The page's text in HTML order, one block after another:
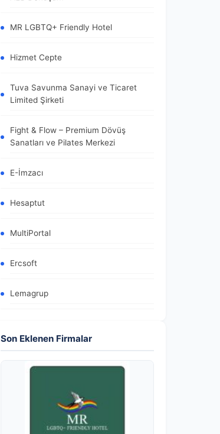
MR LGBTQ+ Friendly Hotel
Hizmet Cepte
Tuva Savunma Sanayi ve Ticaret
Limited Şirketi
Fight & Flow – Premium Dövüş
Sanatları ve Pilates Merkezi
E-İmzacı
Hesaptut
MultiPortal
Ercsoft
Lemagrup
Son Eklenen Firmalar